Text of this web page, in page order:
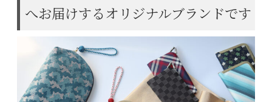
へお届けするオリジナルブランドです